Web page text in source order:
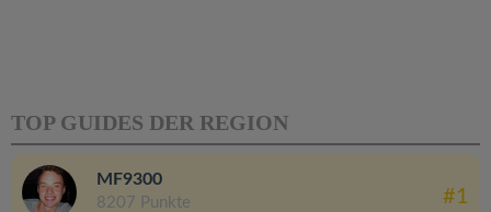
TOP GUIDES DER REGION
MF9300
8207 Punkte #1